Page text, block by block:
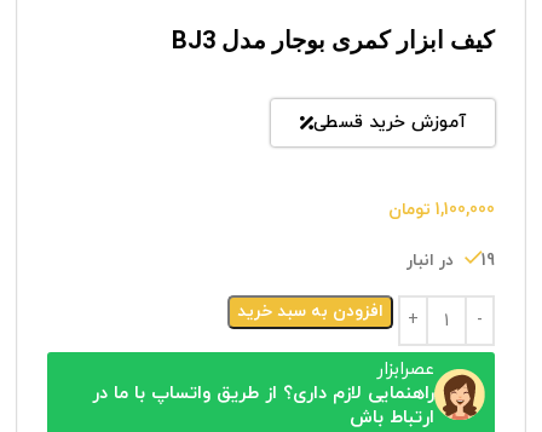
کیف ابزار کمری بوجار مدل BJ3
آموزش خرید قسطی
1,100,000 تومان
19 در انبار
افزودن به سبد خرید
عصرابزار
راهنمایی لازم داری؟ از طریق واتساپ با ما در
ارتباط باش